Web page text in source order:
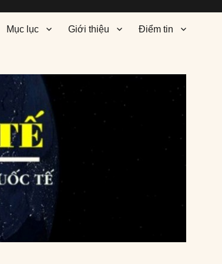
Mục lục Giới thiệu Điểm tin